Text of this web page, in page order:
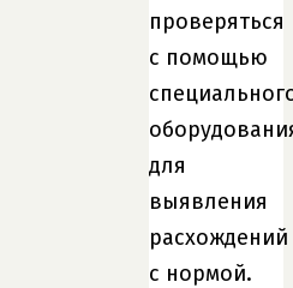
проверяться
с помощью
для
выявления
расхождений
с нормой.